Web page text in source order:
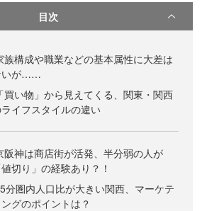
目次
族構成や職業などの基本属性に大差は
いが……
「買い物」から見えてくる、関東・関西
イフスタイルの違い
阪神は商店街が活発、半分弱の人が
値切り」の経験あり？！
分圏内人口比が大きい関西、マーケテ
ングのポイントは？